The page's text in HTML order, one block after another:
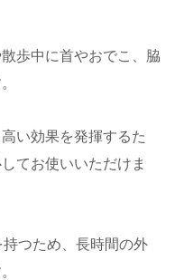
歩中に首やおでこ、脇
い効果を発揮するた
てお使いいただけま
つため、長時間の外